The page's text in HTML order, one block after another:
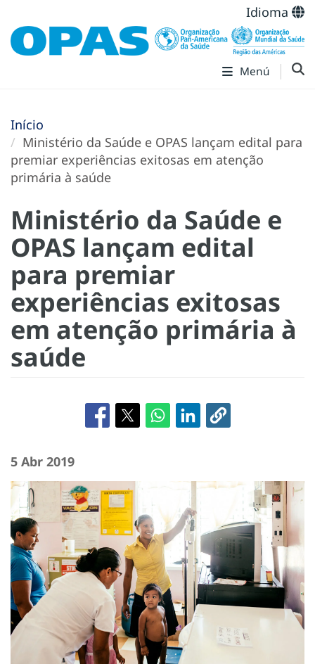
Idioma
Menú
Início
Ministério da Saúde e OPAS lançam edital para
premiar experiências exitosas em atenção
primária à saúde
Ministério da Saúde e
OPAS lançam edital
para premiar
experiências exitosas
em atenção primária à
saúde
5 Abr 2019